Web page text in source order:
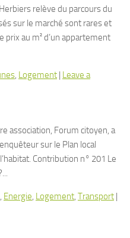
relève du parcours du
sur le marché sont rares et
prix au m² d’un appartement
, Logement | Leave a
association, Forum citoyen, a
sur le Plan local
Contribution n° 201 Le
, Energie, Logement, Transport |